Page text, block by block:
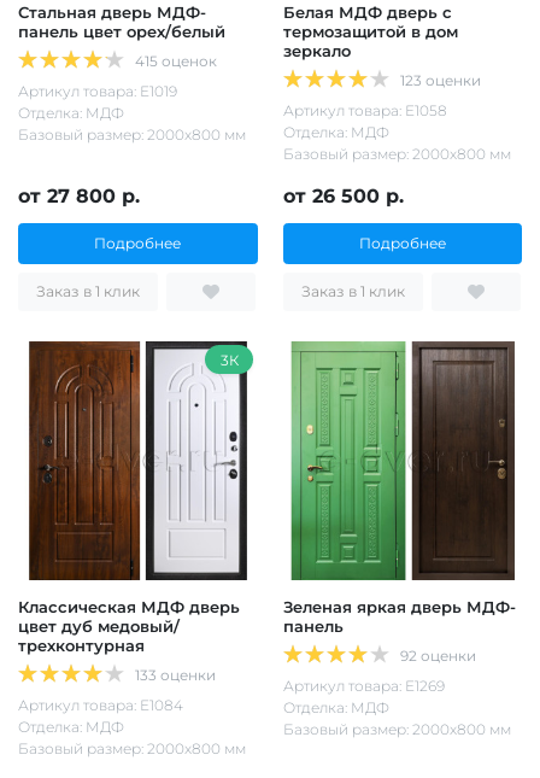
Стальная дверь МДФ-
панель цвет орех/белый
415 оценок
Артикул товара: Е1019
Отделка: МДФ
Базовый размер: 2000х800 мм
от 27 800 р.
Подробнее
Заказ в 1 клик
Белая МДФ дверь с
термозащитой в дом
зеркало
123 оценки
Артикул товара: Е1058
Отделка: МДФ
Базовый размер: 2000х800 мм
от 26 500 р.
Подробнее
Заказ в 1 клик
3К
Классическая МДФ дверь
цвет дуб медовый/
трехконтурная
133 оценки
Артикул товара: Е1084
Отделка: МДФ
Базовый размер: 2000х800 мм
Зеленая яркая дверь МДФ-
панель
92 оценки
Артикул товара: Е1269
Отделка: МДФ
Базовый размер: 2000х800 мм